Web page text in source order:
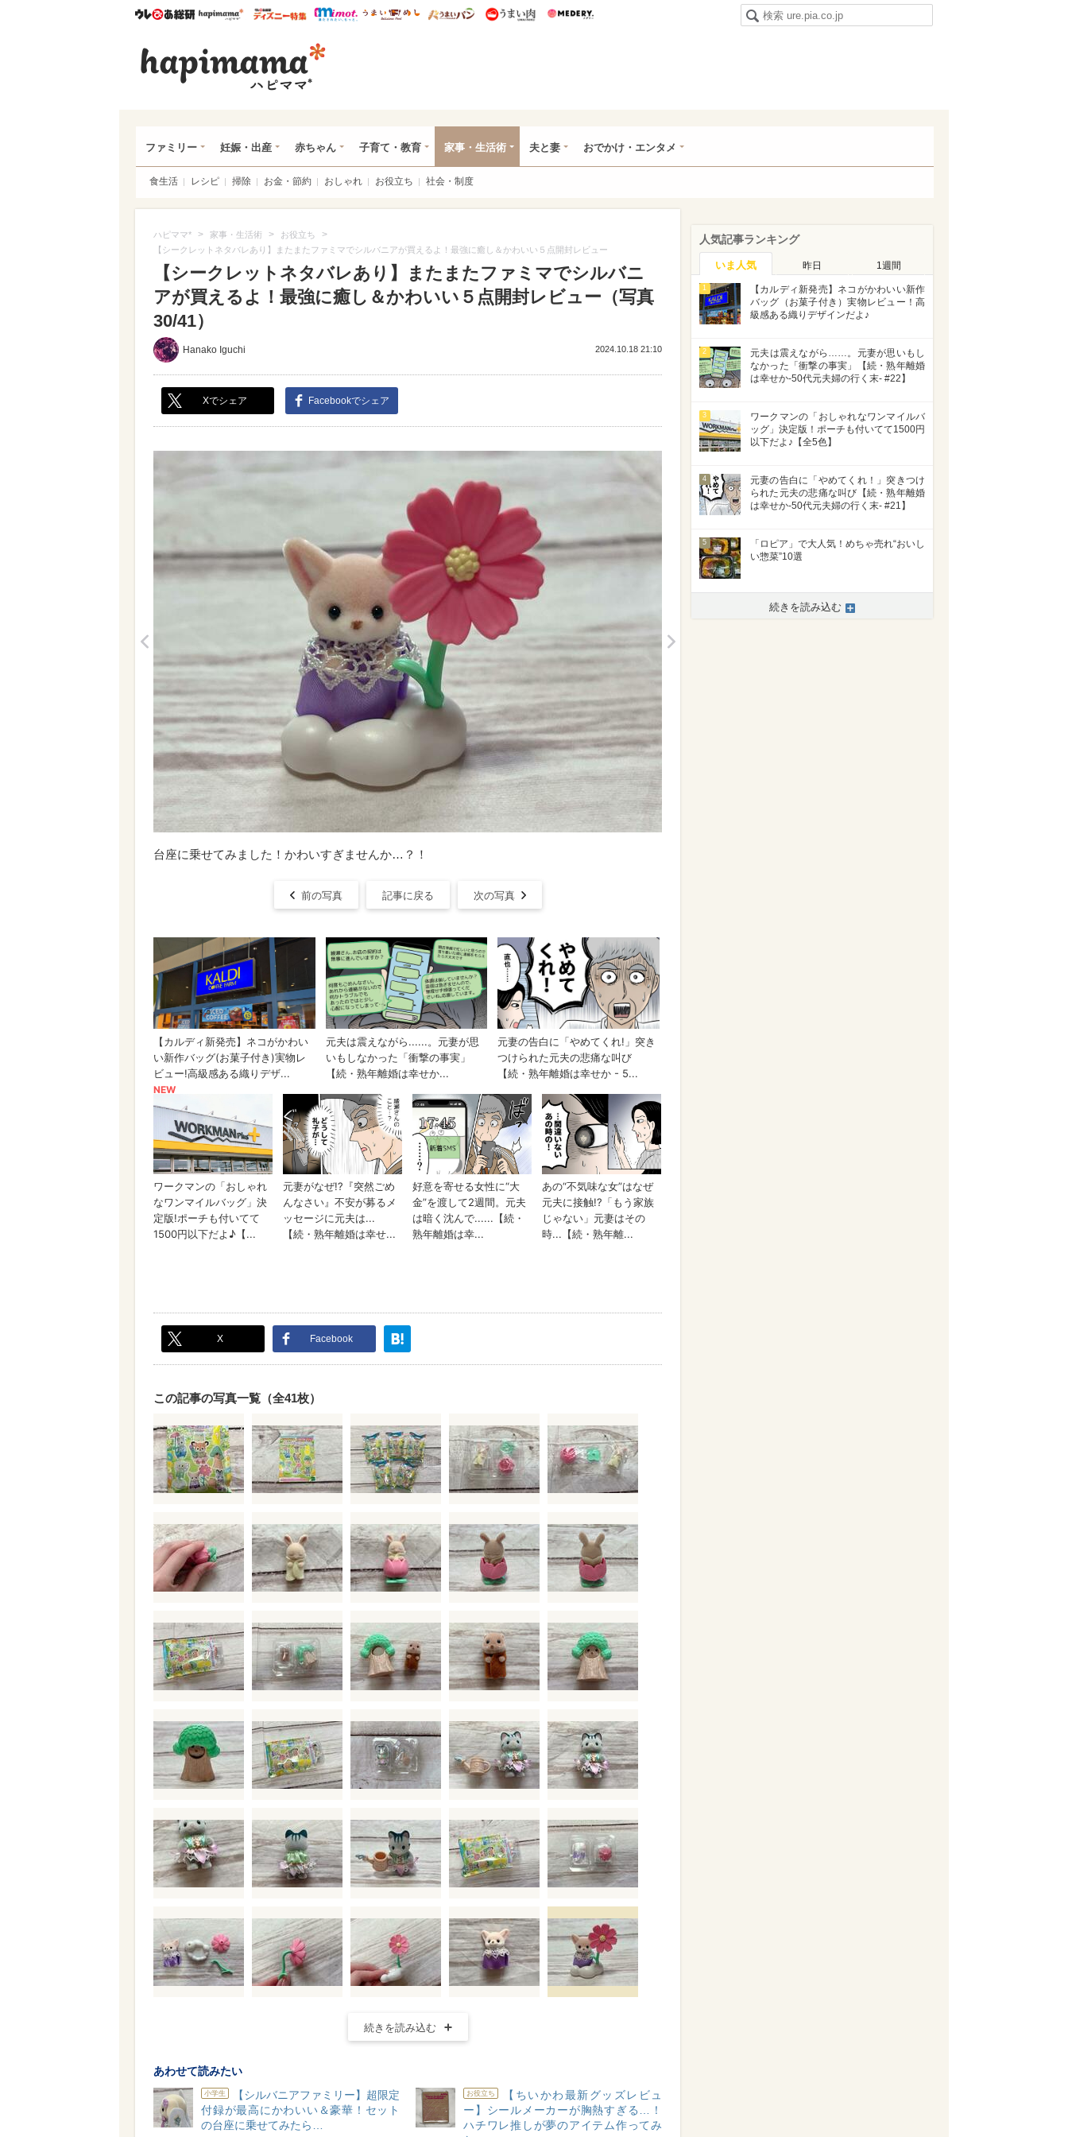
ウレぴあ総研ハピママ* ウレぴあ総研 ディズニー特集
mimot. うまいめし うまいパン うまい肉
ファミリー 妊娠・出産 赤ちゃん 子育て・教育 家事・生活術 夫と妻 おでかけ・エンタメ
食生活 レシピ 掃除 お金・節約 おしゃれ お役立ち 社会・制度
ハピママ* > 家事・生活術 > お役立ち >
【シークレットネタバレあり】またまたファミマでシルバニアが買えるよ！最強に癒し＆かわいい５点開封レビュー
【シークレットネタバレあり】またまたファミマでシルバニ
アが買えるよ！最強に癒し＆かわいい５点開封レビュー（写真
30/41）
Hanako Iguchi 2024.10.18 21:10
Xでシェア Facebookでシェア
台座に乗せてみました！かわいすぎませんか…？！
前の写真 記事に戻る 次の写真
X Facebook
この記事の写真一覧（全41枚）
続きを読み込む
あわせて読みたい
小学生
【シルバニアファミリー】超限定
付録が最高にかわいい＆豪華！セット
の台座に乗せてみたら…
お役立ち
【ちいかわ最新グッズレビュ
ー】シールメーカーが胸熱すぎる…！
ハチワレ推しが夢のアイテム作ってみ
人気記事ランキング
いま人気 昨日 1週間
1
【カルディ新発売】ネコがかわいい新作
バッグ（お菓子付き）実物レビュー！高
級感ある織りデザインだよ♪
2
元夫は震えながら……。元妻が思いもし
なかった「衝撃の事実」【続・熟年離婚
は幸せか-50代元夫婦の行く末- #22】
3
ワークマンの「おしゃれなワンマイルバ
ッグ」決定版！ポーチも付いてて1500円
以下だよ♪【全5色】
4
元妻の告白に「やめてくれ！」突きつけ
られた元夫の悲痛な叫び【続・熟年離婚
は幸せか-50代元夫婦の行く末- #21】
5
「ロピア」で大人気！めちゃ売れ“おいし
い惣菜”10選
続きを読み込む